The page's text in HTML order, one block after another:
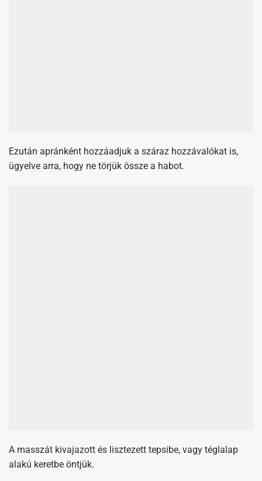
Ezután apránként hozzáadjuk a száraz hozzávalókat is,
ügyelve arra, hogy ne törjük össze a habot.
A masszát kivajazott és lisztezett tepsibe, vagy téglalap
alakú keretbe öntjük.